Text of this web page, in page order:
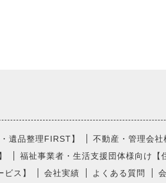
遺品整理FIRST】
不動産・管理会社
福祉事業者・生活支援団体様向け【
ス】
会社実績 よくある質問